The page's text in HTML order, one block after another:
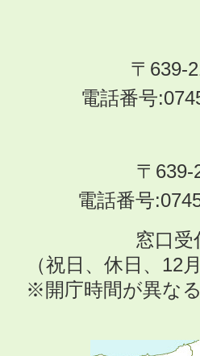
〒639-
電話番号
〒
電話番号
窓口受
（祝日、休日、12
※開庁時間が異な